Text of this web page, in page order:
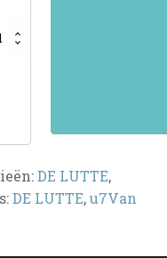
DE LUTTE,
DE LUTTE,u7Van